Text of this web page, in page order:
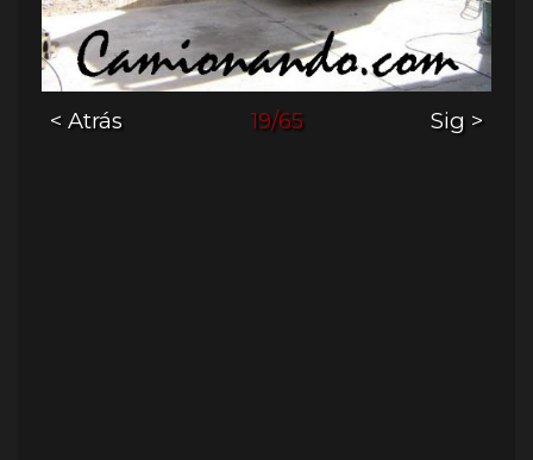
< Atrás 19/65 Sig >